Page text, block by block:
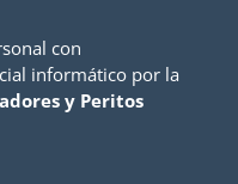
con
informático por la
y Peritos